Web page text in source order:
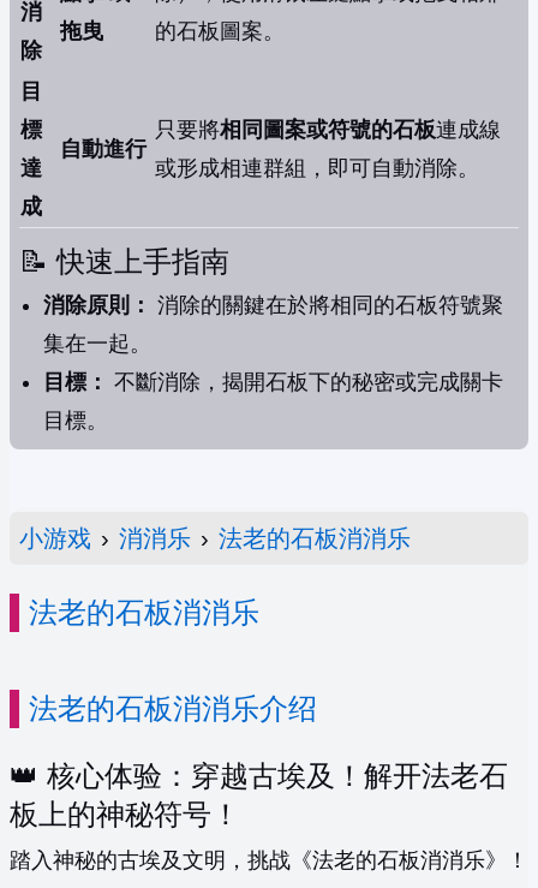
消
除
拖曳
的石板圖案。
目
標
達
成
自動進行
只要將相同圖案或符號的石板連成線
或形成相連群組，即可自動消除。
📝 快速上手指南
消除原則： 消除的關鍵在於將相同的石板符號聚
集在一起。
目標： 不斷消除，揭開石板下的秘密或完成關卡
目標。
小游戏 › 消消乐 › 法老的石板消消乐
法老的石板消消乐
法老的石板消消乐介绍
👑 核心体验：穿越古埃及！解开法老石
板上的神秘符号！
踏入神秘的古埃及文明，挑战《法老的石板消消乐》！